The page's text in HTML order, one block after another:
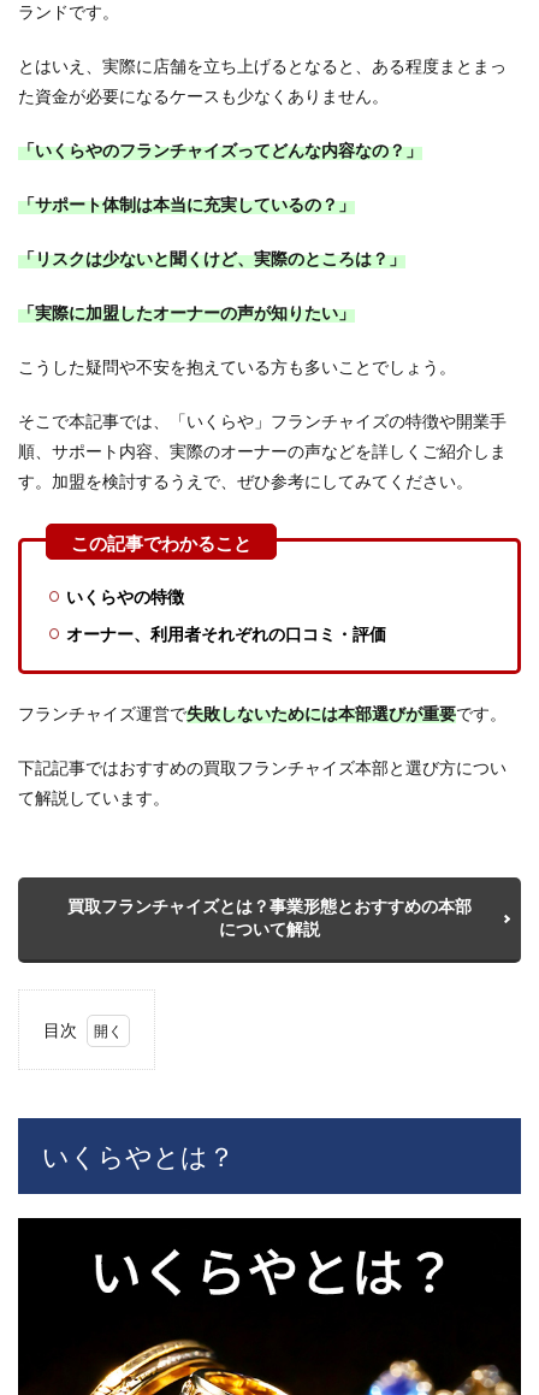
ランドです。
とはいえ、実際に店舗を立ち上げるとなると、ある程度まとまっ
た資金が必要になるケースも少なくありません。
「いくらやのフランチャイズってどんな内容なの？」
「サポート体制は本当に充実しているの？」
「リスクは少ないと聞くけど、実際のところは？」
「実際に加盟したオーナーの声が知りたい」
こうした疑問や不安を抱えている方も多いことでしょう。
そこで本記事では、「いくらや」フランチャイズの特徴や開業手
順、サポート内容、実際のオーナーの声などを詳しくご紹介しま
す。加盟を検討するうえで、ぜひ参考にしてみてください。
いくらやの特徴
オーナー、 利用者それぞれの口コミ・評価
フランチャイズ運営で失敗しないためには本部選びが重要です。
下記記事ではおすすめの買取フランチャイズ本部と選び方につい
て解説しています。
買取フランチャイズとは？事業形態とおすすめの本部
について解説
目次
は？
いくらやとは？